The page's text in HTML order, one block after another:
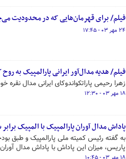
فیلم/ برای قهرمان‌هایی که در محدودیت
۲۴ مهر ۰۳ - ۱۷:۴۵
فیلم/ هدیه مدال‌آور ایرانی پارالمپیک به
زهرا رحیمی پاراتکواندوکای ایرانی مدال
۱۸ مهر ۰۳ - ۱۲:۳۰
پاداش مدال آوران پارالمپیک با المپیک
به گفته رئیس کمیته ملی پارالمپیک و طبق
پاریس، میزان این پاداش با پاداش مدال